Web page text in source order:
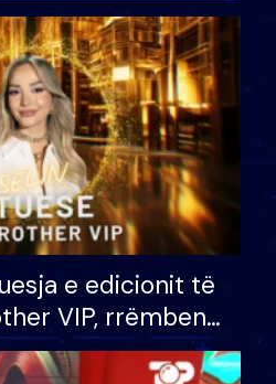
e edicionit të
VIP, rrëmben
100 mijë eurosh